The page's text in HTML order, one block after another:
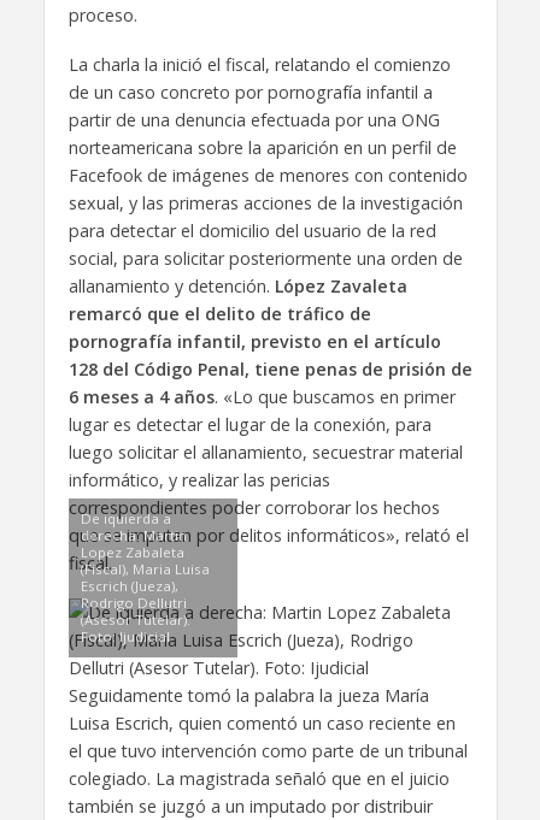
proceso.
La charla la inició el fiscal, relatando el comienzo
de un caso concreto por pornografía infantil a
partir de una denuncia efectuada por una ONG
norteamericana sobre la aparición en un perfil de
Facefook de imágenes de menores con contenido
sexual, y las primeras acciones de la investigación
para detectar el domicilio del usuario de la red
social, para solicitar posteriormente una orden de
allanamiento y detención. López Zavaleta
remarcó que el delito de tráfico de
pornografía infantil, previsto en el artículo
128 del Código Penal, tiene penas de prisión de
6 meses a 4 años. «Lo que buscamos en primer
lugar es detectar el lugar de la conexión, para
luego solicitar el allanamiento, secuestrar material
informático, y realizar las pericias
correspondientes poder corroborar los hechos
que se imputan por delitos informáticos», relató el
fiscal.
De iquierda a
derecha: Martin
Lopez Zabaleta
(Fiscal), Maria Luisa
Escrich (Jueza),
Rodrigo Dellutri
(Asesor Tutelar).
Foto: Ijudicial
Seguidamente tomó la palabra la jueza María
Luisa Escrich, quien comentó un caso reciente en
el que tuvo intervención como parte de un tribunal
colegiado. La magistrada señaló que en el juicio
también se juzgó a un imputado por distribuir